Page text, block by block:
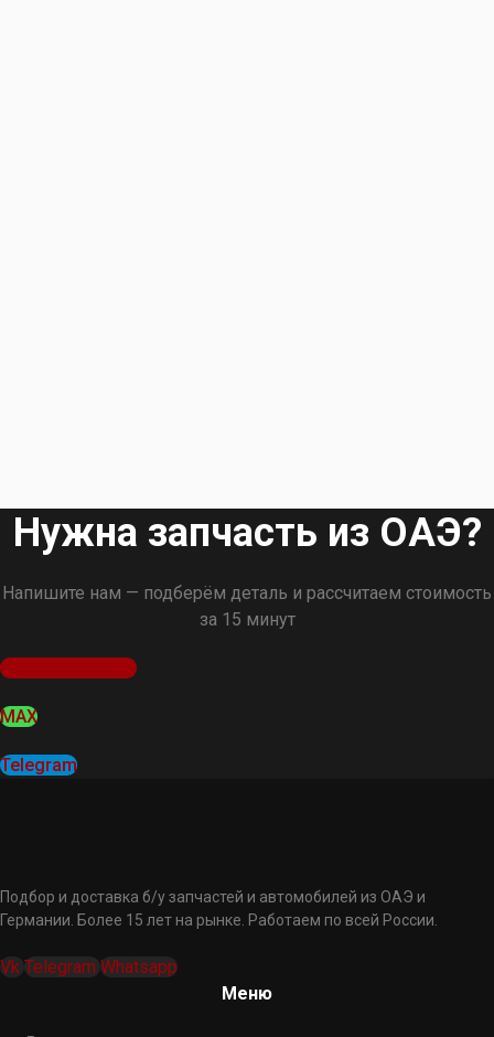
Нужна запчасть из ОАЭ?
Напишите нам — подберём деталь и рассчитаем стоимость
за 15 минут
Оставить заявку
MAX
Telegram
Подбор и доставка б/у запчастей и автомобилей из ОАЭ и
Германии. Более 15 лет на рынке. Работаем по всей России.
Vk Telegram Whatsapp
Меню